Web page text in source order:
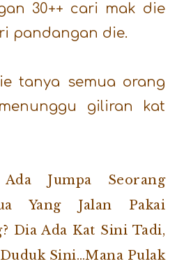
30++ cari mak die
pandangan die.
tanya semua orang
giliran kat
Jumpa Seorang
Yang Jalan Pakai
Dia Ada Kat Sini Tadi,
Sini…mana Pulak